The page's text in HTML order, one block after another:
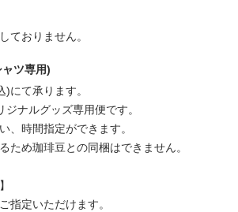
ておりません。
ツ専用)
にて承ります。
ナルグッズ専用便です。
、時間指定ができます。
ため珈琲豆との同梱はできません。
指定いただけます。